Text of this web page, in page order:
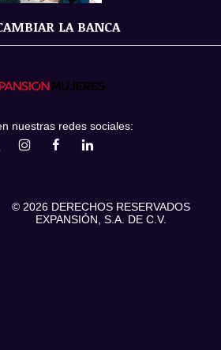
LA BANCA
nuestras redes sociales:
expansionmxExpansionMex
© 2026 DERECHOS RESERVADOS
EXPANSIÓN, S.A. DE C.V.